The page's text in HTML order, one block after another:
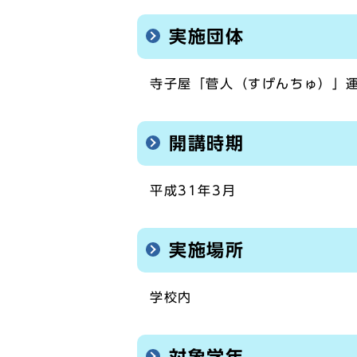
実施団体
寺子屋「菅人（すげんちゅ）」
開講時期
平成31年3月
実施場所
学校内